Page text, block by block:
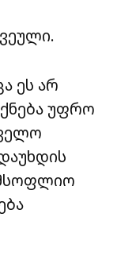
ეს არ
უფრო